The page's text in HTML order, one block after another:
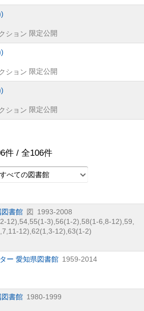
ション 限定公開
ション 限定公開
ション 限定公開
件 / 全106件
すべての図書館
書館 図
1993-2008
12), 54, 55(1-3), 56(1-2), 58(1-6, 8-12), 59,
7, 11-12), 62(1, 3-12), 63(1-2)
ー 愛知県図書館 1959-2014
書館 1980-1999